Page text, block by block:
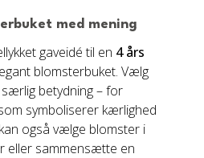
med mening
gaveidé til en 4 års
blomsterbuket. Vælg
betydning – for
symboliserer kærlighed
også vælge blomster i
eller sammensætte en